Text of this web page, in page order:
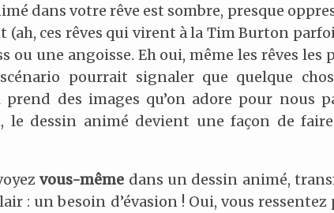
dans votre rêve est sombre, presque
ces rêves qui virent à la Tim Burton
une angoisse. Eh oui, même les rêves les
pourrait signaler que quelque
des images qu’on adore pour nous
le dessin animé devient une façon de
vous-même dans un dessin animé,
: un besoin d’évasion ! Oui, vous